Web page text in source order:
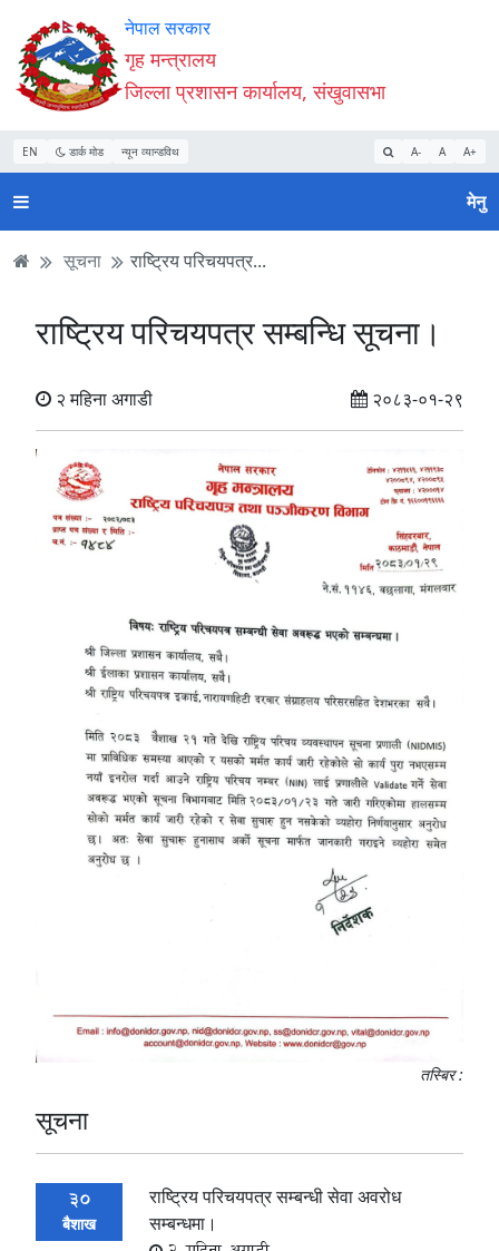
Accessibility
Mode
सुरु
गर्नुहोस्
सामाग्री
पढ्नुहाेस्
नेभिगेसन
पढ्नुहाेस्
वेबसाइट
खोजमा
जानुहोस्
नेपाल सरकार
गृह मन्त्रालय
जिल्ला प्रशासन कार्यालय, संखुवासभा
EN डार्क मोड न्यून व्यान्डविथ A- A A+
मेनु
सूचना राष्ट्रिय परिचयपत्र...
राष्ट्रिय परिचयपत्र सम्बन्धि सूचना।
२ महिना अगाडी २०८३-०१-२९
तस्बिर :
सूचना
30
बैशाख
राष्ट्रिय परिचयपत्र सम्बन्धी सेवा अवरोध
सम्बन्धमा।